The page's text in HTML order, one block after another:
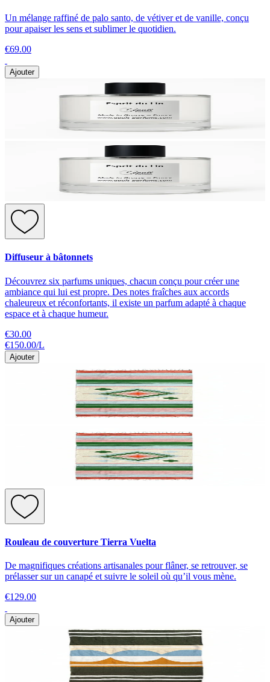
Un mélange raffiné de palo santo, de vétiver et de vanille, conçu
pour apaiser les sens et sublimer le quotidien.
€69.00
Ajouter
Diffuseur à bâtonnets
Découvrez six parfums uniques, chacun conçu pour créer une
ambiance qui lui est propre. Des notes fraîches aux accords
chaleureux et réconfortants, il existe un parfum adapté à chaque
espace et à chaque humeur.
€30.00
€150.00/L
Ajouter
Rouleau de couverture Tierra Vuelta
De magnifiques créations artisanales pour flâner, se retrouver, se
prélasser sur un canapé et suivre le soleil où qu’il vous mène.
€129.00
Ajouter